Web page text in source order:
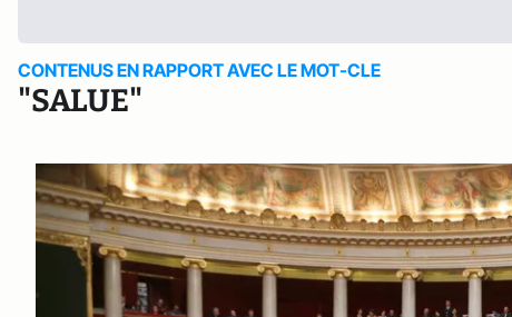
CONTENUS EN RAPPORT AVEC LE MOT-CLE
"SALUE"